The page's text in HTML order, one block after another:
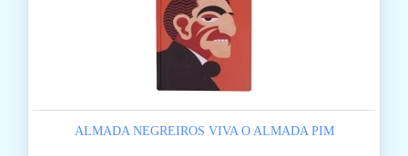
ALMADA NEGREIROS VIVA O ALMADA PIM